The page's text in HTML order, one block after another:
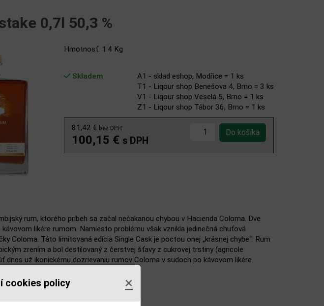
cookies policy ×
0,7l 50,3 %
Hmotnosť: 1.4 Kg
Skladem
A1 - sklad eshop, Modřice = 1 ks
T1 - Liqour shop Benešova 4, Brno = 3 ks
V1 - Liqour shop Veselá 5, Brno = 1 ks
Z1 - Liqour shop Tábor 36, Brno = 1 ks
81,42 € bez DPH
100,15 € s DPH
rum, ktorého príbeh sa začal nečakanou chybou v Hacienda Coloma. Dve
likére rumom. Namiesto problému však vznikla jedinečná chuťová
Coloma. Táto limitovaná edícia Single Cask je poctou onej „krásnej chybe“. Rum
zrením a bol destilovaný z čerstvej šťavy z cukrovej trstiny (agricole
dnes už ikonickému dozrievaniu rumov Coloma v sudoch po kávovom likére.